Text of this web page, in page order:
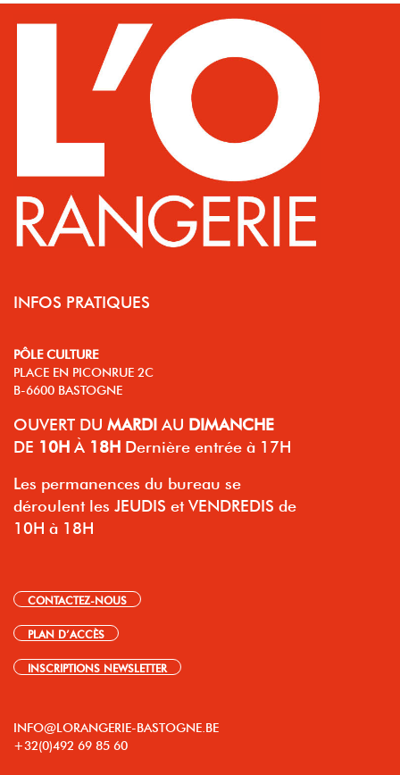
INFOS PRATIQUES
PÔLE CULTURE
PLACE EN PICONRUE 2C
B-6600 BASTOGNE
OUVERT DU MARDI AU DIMANCHE
DE 10H À 18H Dernière entrée à 17H
Les permanences du bureau se
déroulent les JEUDIS et VENDREDIS de
10H à 18H
CONTACTEZ-NOUS
PLAN D’ACCÈS
INSCRIPTIONS NEWSLETTER
INFO@LORANGERIE-BASTOGNE.BE
+32(0)492 69 85 60